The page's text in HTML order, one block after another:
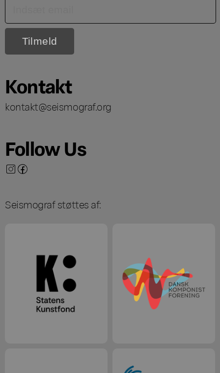
Kontakt
kontakt@seismograf.org
Follow Us
Seismograf støttes af: